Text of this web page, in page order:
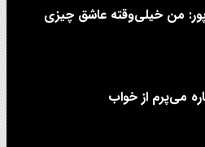
من خیلی‌وقته عاشق چیزی
می‌پرم از خواب